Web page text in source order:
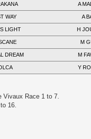
A
WAY A
LIGHT H
M
DREAM M
Y
Vivaux Race 1 to 7.
16.